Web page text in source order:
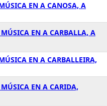
EN A CANOSA, A
EN A CARBALLA, A
EN A CARBALLEIRA,
EN A CARIDA,